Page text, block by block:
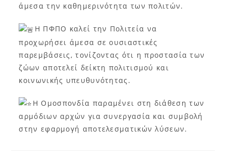
άμεσα την καθημερινότητα των πολιτών.
Η ΠΦΠΟ καλεί την Πολιτεία να
προχωρήσει άμεσα σε ουσιαστικές
παρεμβάσεις, τονίζοντας ότι η προστασία των
ζώων αποτελεί δείκτη πολιτισμού και
κοινωνικής υπευθυνότητας.
Η Ομοσπονδία παραμένει στη διάθεση των
αρμόδιων αρχών για συνεργασία και συμβολή
στην εφαρμογή αποτελεσματικών λύσεων.